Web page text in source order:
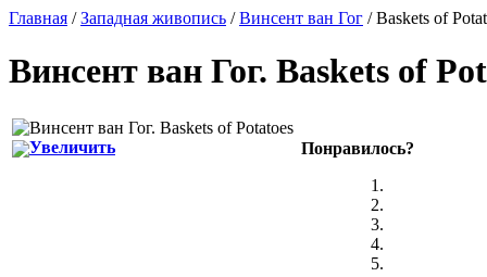
Главная /Западная живопись /Винсент ван Гог / Baskets of
Винсент ван Гог. Baskets of
Увеличить Понравилось?